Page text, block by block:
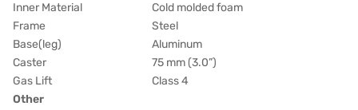
Inner Material
Cold molded foam
Frame
Steel
Base(leg)
Aluminum
Caster
75 mm (3.0”)
Gas Lift
Class 4
Other